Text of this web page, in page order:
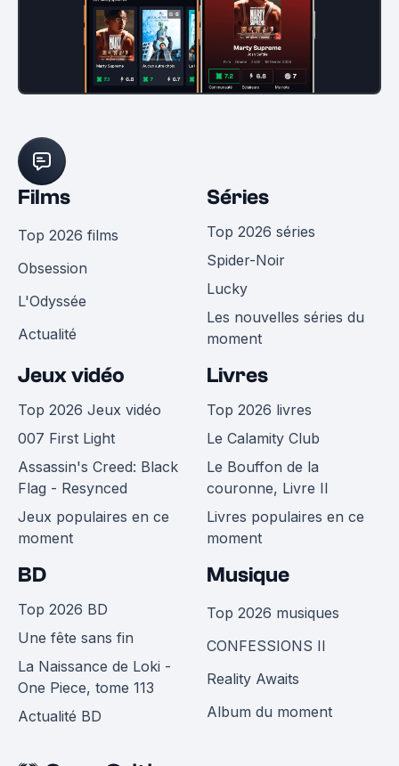
Films
Top 2026 films
Obsession
L'Odyssée
Actualité
Séries
Top 2026 séries
Spider-Noir
Lucky
Les nouvelles séries du
moment
Jeux vidéo
Top 2026 Jeux vidéo
007 First Light
Assassin's Creed: Black
Flag - Resynced
Jeux populaires en ce
moment
Livres
Top 2026 livres
Le Calamity Club
Le Bouffon de la
couronne, Livre II
Livres populaires en ce
moment
BD
Top 2026 BD
Une fête sans fin
La Naissance de Loki -
One Piece, tome 113
Actualité BD
Musique
Top 2026 musiques
CONFESSIONS II
Reality Awaits
Album du moment